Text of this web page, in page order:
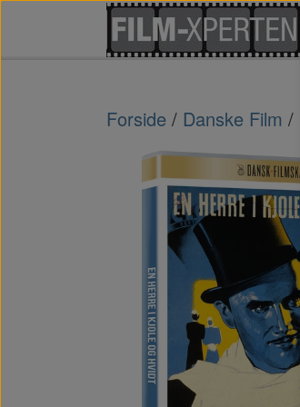
Forside Danske Film